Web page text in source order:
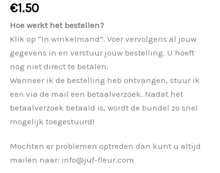
€1.50
Hoe werkt het bestellen?
Klik op “In winkelmand”. Voer vervolgens al jouw
gegevens in en verstuur jouw bestelling. U hoeft
nog niet direct te betalen.
Wanneer ik de bestelling heb ontvangen, stuur ik
een via de mail een betaalverzoek. Nadat het
betaalverzoek betaald is, wordt de bundel zo snel
mogelijk toegestuurd!
Mochten er problemen optreden dan kunt u altijd
mailen naar: info@juf-fleur.com